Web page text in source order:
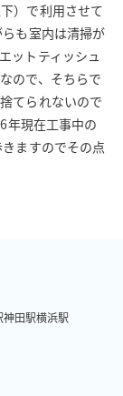
）で利用させて
も室内は清掃が
ットティッシュ
ので、そちらで
てられないので
年現在工事中の
ますのでその点
神田駅横浜駅